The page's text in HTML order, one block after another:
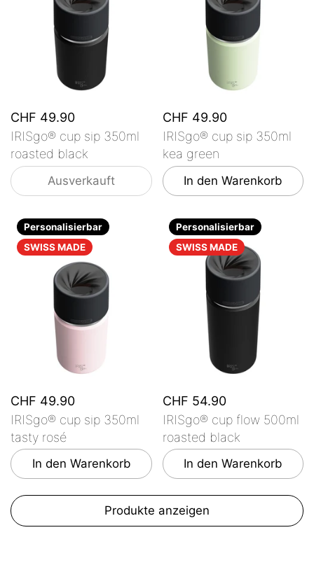
CHF 49.90
IRISgo® cup sip 350ml
roasted black
Ausverkauft
CHF 49.90
IRISgo® cup sip 350ml
kea green
In den Warenkorb
CHF 49.90
IRISgo® cup sip 350ml
tasty rosé
In den Warenkorb
Personalisierbar
SWISS MADE
CHF 54.90
IRISgo® cup flow 500ml
roasted black
In den Warenkorb
Personalisierbar
SWISS MADE
Produkte anzeigen